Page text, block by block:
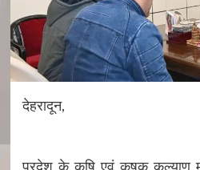
देहरादून,
प्रदेश के कृषि एवं कृषक कल्याण